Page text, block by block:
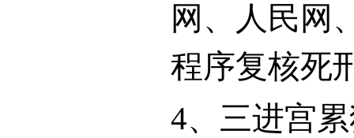
网、人民网
程序复核死
4、三进宫